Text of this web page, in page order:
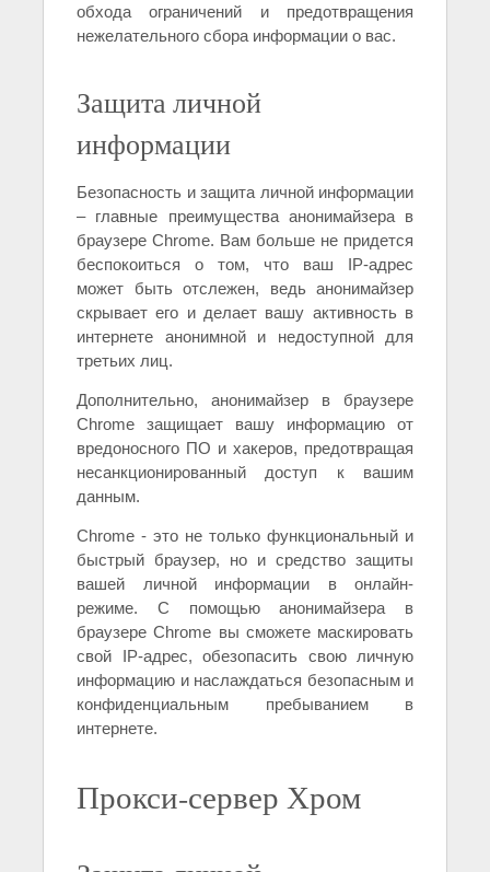
обхода ограничений и предотвращения
нежелательного сбора информации о вас.
Защита личной
информации
Безопасность и защита личной информации
– главные преимущества анонимайзера в
браузере Chrome. Вам больше не придется
беспокоиться о том, что ваш IP-адрес
может быть отслежен, ведь анонимайзер
скрывает его и делает вашу активность в
интернете анонимной и недоступной для
третьих лиц.
Дополнительно, анонимайзер в браузере
Chrome защищает вашу информацию от
вредоносного ПО и хакеров, предотвращая
несанкционированный доступ к вашим
данным.
Chrome - это не только функциональный и
быстрый браузер, но и средство защиты
вашей личной информации в онлайн-
режиме. С помощью анонимайзера в
браузере Chrome вы сможете маскировать
свой IP-адрес, обезопасить свою личную
информацию и наслаждаться безопасным и
конфиденциальным пребыванием в
интернете.
Прокси-сервер Хром